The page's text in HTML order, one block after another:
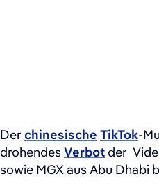
Der chinesische TikTok-
drohendesVerbot der
sowie ⁠MGX aus Abu